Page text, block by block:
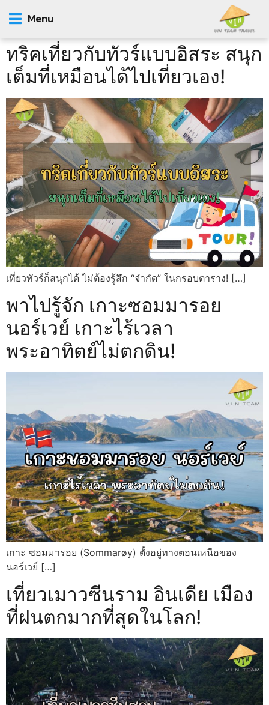
Menu
ทริคเที่ยวกับทัวร์แบบอิสระ สนุก
เต็มที่เหมือนได้ไปเที่ยวเอง!
เที่ยวทัวร์ก็สนุกได้ ไม่ต้องรู้สึก “จำกัด” ในกรอบตาราง! […]
พาไปรู้จัก เกาะซอมมารอย
นอร์เวย์ เกาะไร้เวลา
พระอาทิตย์ไม่ตกดิน!
เกาะ ซอมมารอย (Sommarøy) ตั้งอยู่ทางตอนเหนือของ
นอร์เวย์ […]
เที่ยวเมาวซีนราม อินเดีย เมือง
ที่ฝนตกมากที่สุดในโลก!